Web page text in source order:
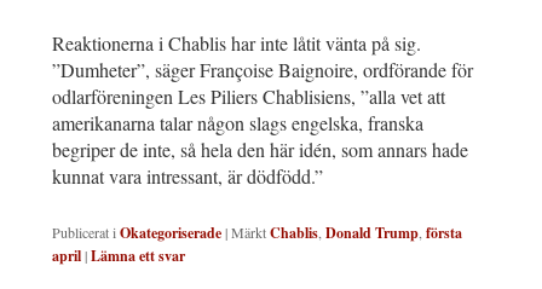
Reaktionerna i Chablis har inte låtit vänta på sig.
”Dumheter”, säger Françoise Baignoire, ordförande för
odlarföreningen Les Piliers Chablisiens, ”alla vet att
amerikanarna talar någon slags engelska, franska
begriper de inte, så hela den här idén, som annars hade
kunnat vara intressant, är dödfödd.”
Publicerat iOkategoriserade|MärktChablis,Donald Trump,första
april|Lämna ett svar